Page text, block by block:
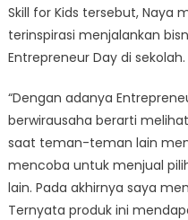
Skill for Kids tersebut, Naya
terinspirasi menjalankan
Entrepreneur Day di sekolah.
“Dengan adanya
berwirausaha berarti
saat teman-teman lain
mencoba untuk menjual
lain. Pada akhirnya saya
Ternyata produk ini